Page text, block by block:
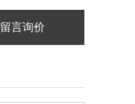
留言询价